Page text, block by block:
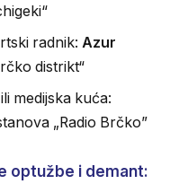
radnik: Azur
distrikt“
medijska kuća:
„Radio Brčko”
optužbe i demant: